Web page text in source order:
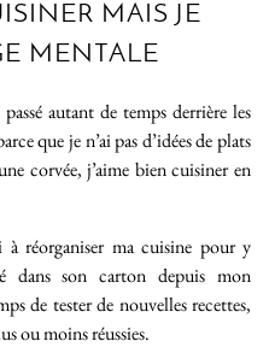
MAIS JE
MENTALE
autant de temps derrière les
que je n’ai pas d’idées de plats
corvée, j’aime bien cuisiner en
à réorganiser ma cuisine pour y
dans son carton depuis mon
de tester de nouvelles recettes,
ou moins réussies.